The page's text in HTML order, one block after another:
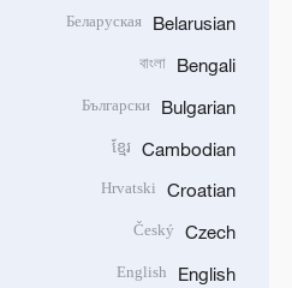
Belarusian
Беларуская
Bengali
বাংলা
Bulgarian
Български
Cambodian
ខ្មែរ
Croatian
Hrvatski
Czech
Český
English
English